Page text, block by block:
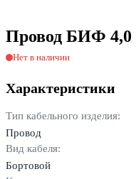
Провод БИФ 4,0
Нет в наличии
Характеристики
Тип кабельного изделия:
Провод
Вид кабеля:
Бортовой